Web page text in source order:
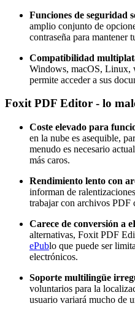
Funciones de seguridad
amplio conjunto de
contraseña para mantener
Compatibilidad
Windows, macOS, Linux,
permite acceder a sus
Foxit PDF Editor - lo
Coste elevado para
en la nube es asequible,
menudo es necesario
más caros.
Rendimiento lento con
informan de
trabajar con archivos PDF
Carece de conversión a
alternativas, Foxit PDF
ePublo que puede ser
electrónicos.
Soporte multilingüe
voluntarios para la
usuario variará mucho de